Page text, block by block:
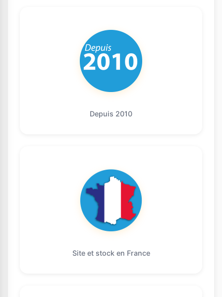
Depuis 2010
Site et stock en France